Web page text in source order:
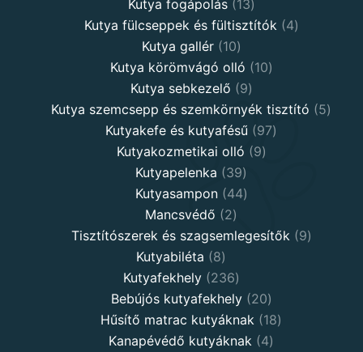
products
Kutya fogápolás 1313
products
Kutya fülcseppek és fültisztítók 44
Kutya gallér 1010
products
Kutya körömvágó olló 1010
Kutya sebkezelő 99
products
Kutya szemcsepp és szemkörnyék tisztító 55
Kutyakefe és kutyafésű 9797
Kutyakozmetikai olló 99
Kutyapelenka 3939
products
Kutyasampon 4444
Mancsvédő 22
products
Tisztítószerek és szagsemlegesítők 99
Kutyabiléta 88
products
Kutyafekhely 236236
products
Bebújós kutyafekhely 2020
products
Hűsítő matrac kutyáknak 1818
Kanapévédő kutyáknak 44